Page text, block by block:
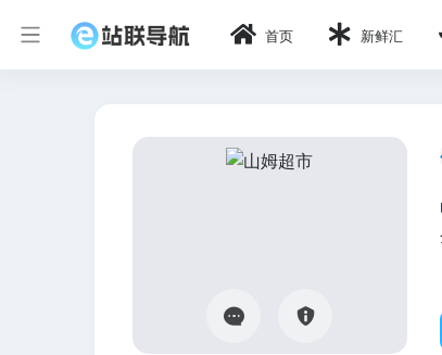
首页 新鲜汇